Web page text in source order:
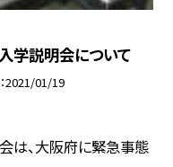
説明会について
2021/01/19
は、大阪府に緊急事態